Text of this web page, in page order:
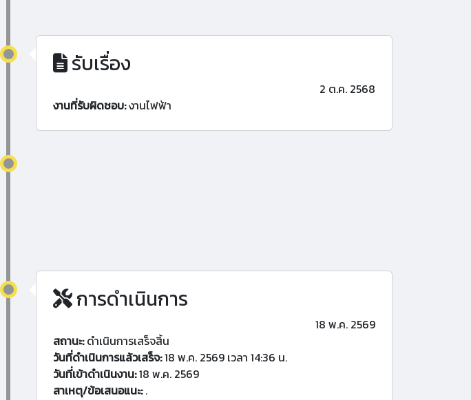
รับเรื่อง
2 ต.ค. 2568
งานที่รับผิดชอบ:งานไฟฟ้า
การดำเนินการ
18 พ.ค. 2569
สถานะ:ดำเนินการเสร็จสิ้น
วันที่ดำเนินการแล้วเสร็จ:18 พ.ค. 2569 เวลา 14:36 น.
วันที่เข้าดำเนินงาน:18 พ.ค. 2569
สาเหตุ/ข้อเสนอแนะ:.